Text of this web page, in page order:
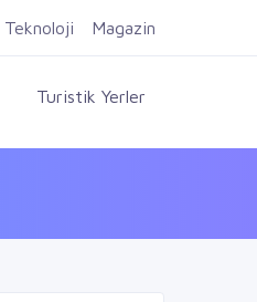
Kayıt Ol Giriş Yap
Turistik Yerler
Teknoloji Magazin